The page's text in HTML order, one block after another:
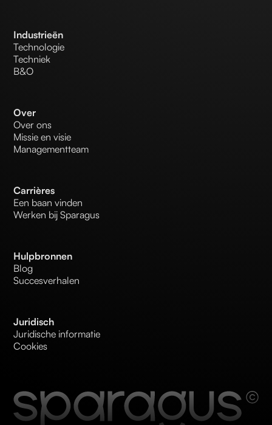
Industrieën
Technologie
Techniek
B&O
Over
Over ons
Missie en visie
Managementteam
Carrières
Een baan vinden
Werken bij Sparagus
Hulpbronnen
Blog
Succesverhalen
Juridisch
Juridische informatie
Cookies